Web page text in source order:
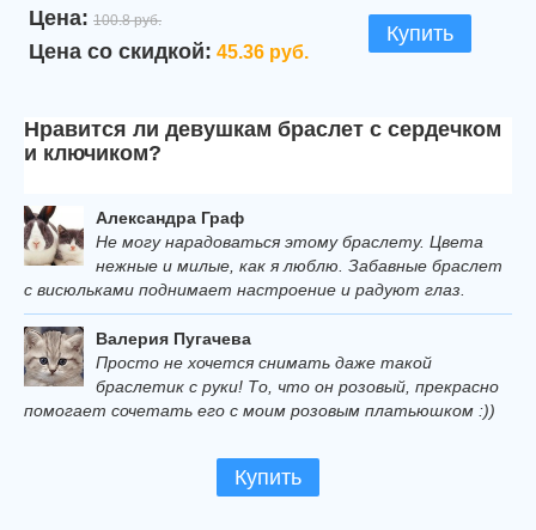
Цена: 100.8 руб.
Цена со скидкой: 45.36 руб.
Купить
Нравится ли девушкам браслет с сердечком
и ключиком?
Александра Граф
Не могу нарадоваться этому браслету. Цвета
нежные и милые, как я люблю. Забавные браслет
с висюльками поднимает настроение и радуют глаз.
Валерия Пугачева
Просто не хочется снимать даже такой
браслетик с руки! То, что он розовый, прекрасно
помогает сочетать его с моим розовым платьюшком :))
Купить